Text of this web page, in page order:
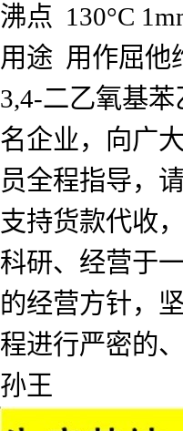
沸点 130°C
用途 用作屈他
3,4-二乙氧基
名企业，向广
员全程指导，
支持货款代收
科研、经营于
的经营方针，
程进行严密的
孙王